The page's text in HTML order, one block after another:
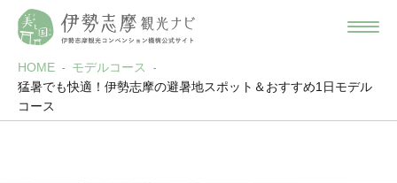
HOME
モデルコース
猛暑でも快適！伊勢志摩の避暑地スポット＆おすすめ1日モデル
コース